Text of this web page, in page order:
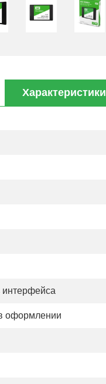
Характеристики
интерфейса
оформлении